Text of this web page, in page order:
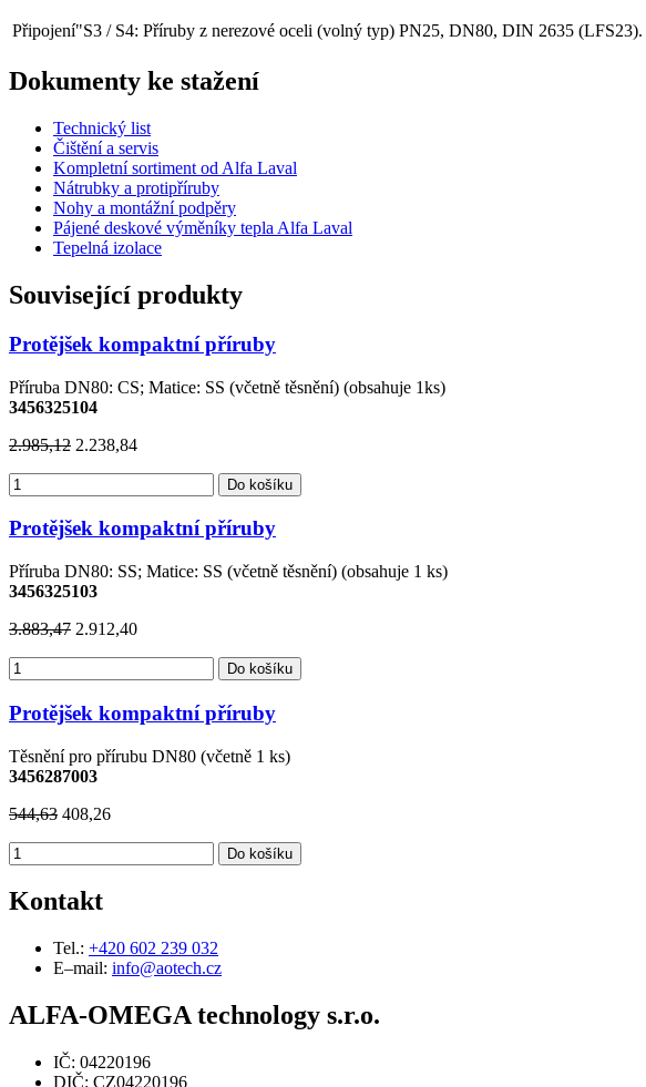
Připojení"S3 / S4: Příruby z nerezové oceli (volný typ) PN25, DN80, DIN 2635 (LFS23).
Dokumenty ke stažení
Technický list
Čištění a servis
Kompletní sortiment od Alfa Laval
Nátrubky a protipříruby
Nohy a montážní podpěry
Pájené deskové výměníky tepla Alfa Laval
Tepelná izolace
Související produkty
Protějšek kompaktní příruby
Příruba DN80: CS; Matice: SS (včetně těsnění) (obsahuje 1ks)
3456325104
2.985,12 2.238,84
Do košíku
Protějšek kompaktní příruby
Příruba DN80: SS; Matice: SS (včetně těsnění) (obsahuje 1 ks)
3456325103
3.883,47 2.912,40
Do košíku
Protějšek kompaktní příruby
Těsnění pro přírubu DN80 (včetně 1 ks)
3456287003
544,63 408,26
Do košíku
Kontakt
Tel.: +420 602 239 032
E–mail: info@aotech.cz
ALFA-OMEGA technology s.r.o.
IČ: 04220196
DIČ: CZ04220196